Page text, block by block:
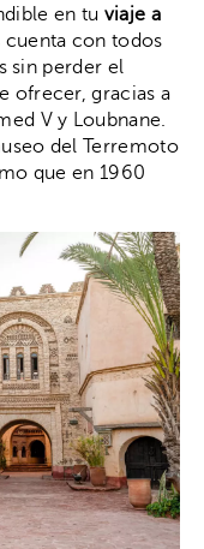
en tu viaje a
cuenta con todos
sin perder el
ofrecer, gracias a
V y Loubnane.
del Terremoto
que en 1960